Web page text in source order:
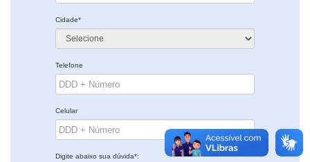
Cidade*
Telefone
Celular
Digite abaixo sua dúvida*: